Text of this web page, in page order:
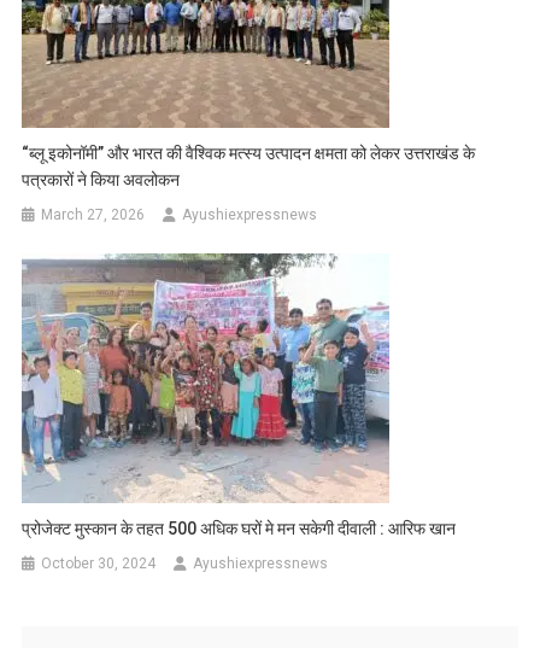
“ब्लू इकोनॉमी” और भारत की वैश्विक मत्स्य उत्पादन क्षमता को लेकर उत्तराखंड के
पत्रकारों ने किया अवलोकन
March 27, 2026 Ayushiexpressnews
प्रोजेक्ट मुस्कान के तहत 500 अधिक घरों मे मन सकेगी दीवाली : आरिफ खान
October 30, 2024 Ayushiexpressnews